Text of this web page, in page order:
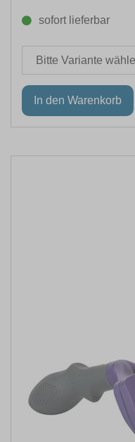
sofort lieferbar